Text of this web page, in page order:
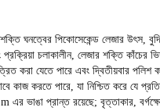
ঘনত্বের পিকোসেকেন্ড লেজার উৎস,
চলাকালীন, লেজার শক্তি কাঁচের
করা যেতে পারে এবং দ্বিতীয়বার পলিশ
কাজ করতে পারে, যা নিশ্চিত করে যে
এর ভাঙা প্রান্ত রয়েছে; বৃত্তাকার,